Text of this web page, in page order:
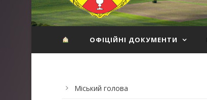
ОФІЦІЙНІ ДОКУМЕНТИ
Міський голова